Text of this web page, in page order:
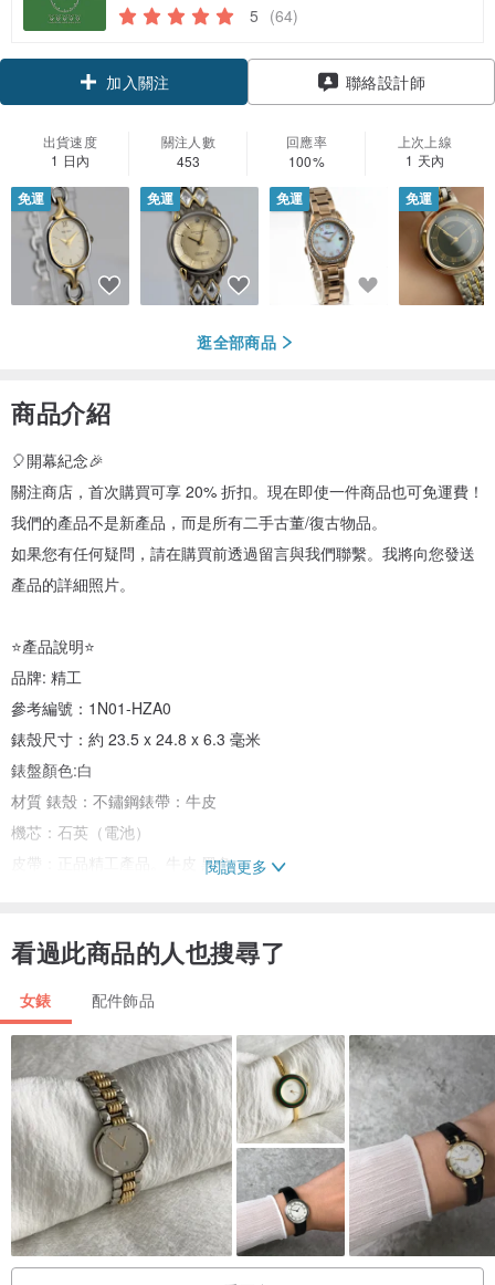
5 (64)
加入關注
聯絡設計師
出貨速度
1 日內
關注人數
453
回應率
100%
上次上線
1 天內
免運 免運 免運 免運
逛全部商品
商品介紹
🎈開幕紀念🎉
關注商店，首次購買可享 20% 折扣。現在即使一件商品也可免運費！
我們的產品不是新產品，而是所有二手古董/復古物品。
如果您有任何疑問，請在購買前透過留言與我們聯繫。我將向您發送
產品的詳細照片。
⭐產品說明⭐
品牌: 精工
參考編號：1N01-HZA0
錶殼尺寸：約 23.5 x 24.8 x 6.3 毫米
錶盤顏色:白
材質 錶殼：不鏽鋼錶帶：牛皮
機芯：石英（電池）
皮帶：正品精工產品。牛皮 黑色
⭐狀況⭐
等級 AB - 狀況相對良好的復古物品。錶殼上有輕微刮痕，錶帶上有輕
微摺痕。 （請根據照片判斷。）
[產品排名]
NA - 未使用的物品
A - 狀況良好的復古物品
AB——狀況相對良好
B - 感覺像是用過的物品。
閱讀更多
看過此商品的人也搜尋了
女錶 配件飾品